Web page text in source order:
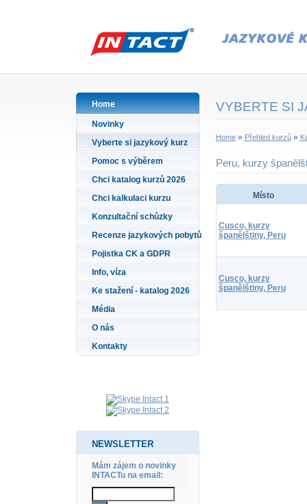
Home
Novinky
Vyberte si jazykový kurz
Pomoc s výběrem
Chci katalog kurzů 2026
Chci kalkulaci kurzu
Konzultační schůzky
Recenze jazykových pobytů
Pojistka CK a GDPR
Info, víza
Ke stažení - katalog 2026
Média
O nás
Kontakty
NEWSLETTER
Mám zájem o novinky
INTACTu na email:
VYBERTE SI
Home» Přehled kurzů»
Peru, kurzy
Místo
Cusco, kurzy
španělštiny, Peru
Cusco, kurzy
španělštiny, Peru